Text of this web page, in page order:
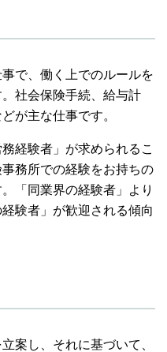
で、働く上でのルールを
社会保険手続、給与計
が主な仕事です。
経験者」が求められるこ
務所での経験をお持ちの
「同業界の経験者」より
験者」が歓迎される傾向
案し、それに基づいて、